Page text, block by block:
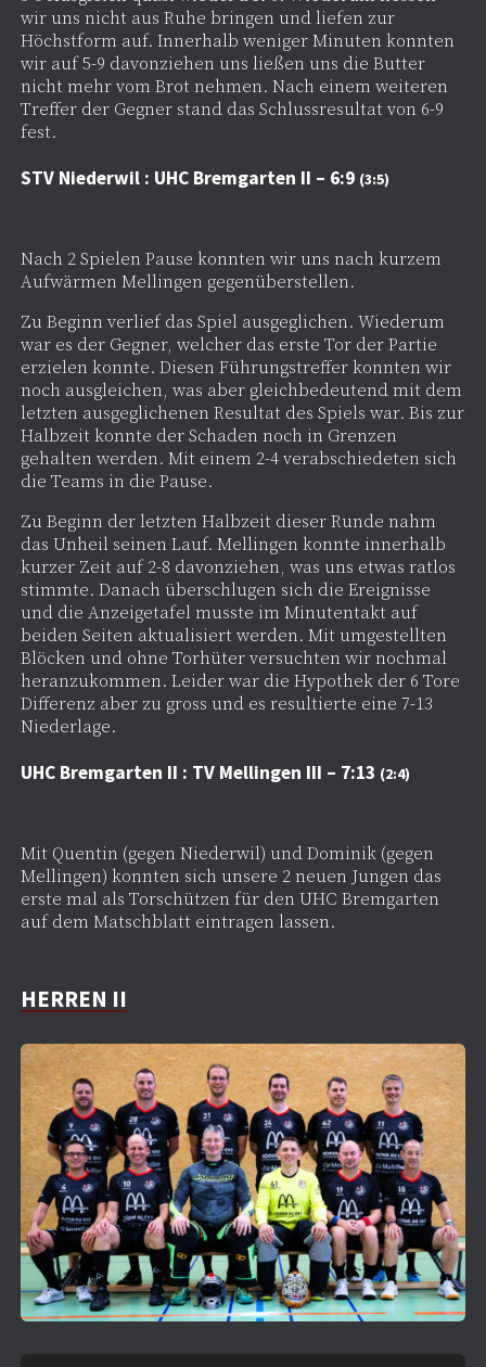
wir uns nicht aus Ruhe bringen und liefen zur
Höchstform auf. Innerhalb weniger Minuten konnten
wir auf 5-9 davonziehen uns ließen uns die Butter
nicht mehr vom Brot nehmen. Nach einem weiteren
Treffer der Gegner stand das Schlussresultat von 6-9
fest.
STV Niederwil : UHC Bremgarten II – 6:9 (3:5)
Nach 2 Spielen Pause konnten wir uns nach kurzem
Aufwärmen Mellingen gegenüberstellen.
Zu Beginn verlief das Spiel ausgeglichen. Wiederum
war es der Gegner, welcher das erste Tor der Partie
erzielen konnte. Diesen Führungstreffer konnten wir
noch ausgleichen, was aber gleichbedeutend mit dem
letzten ausgeglichenen Resultat des Spiels war. Bis zur
Halbzeit konnte der Schaden noch in Grenzen
gehalten werden. Mit einem 2-4 verabschiedeten sich
die Teams in die Pause.
Zu Beginn der letzten Halbzeit dieser Runde nahm
das Unheil seinen Lauf. Mellingen konnte innerhalb
kurzer Zeit auf 2-8 davonziehen, was uns etwas ratlos
stimmte. Danach überschlugen sich die Ereignisse
und die Anzeigetafel musste im Minutentakt auf
beiden Seiten aktualisiert werden. Mit umgestellten
Blöcken und ohne Torhüter versuchten wir nochmal
heranzukommen. Leider war die Hypothek der 6 Tore
Differenz aber zu gross und es resultierte eine 7-13
Niederlage.
UHC Bremgarten II : TV Mellingen III – 7:13 (2:4)
Mit Quentin (gegen Niederwil) und Dominik (gegen
Mellingen) konnten sich unsere 2 neuen Jungen das
erste mal als Torschützen für den UHC Bremgarten
auf dem Matschblatt eintragen lassen.
HERREN II